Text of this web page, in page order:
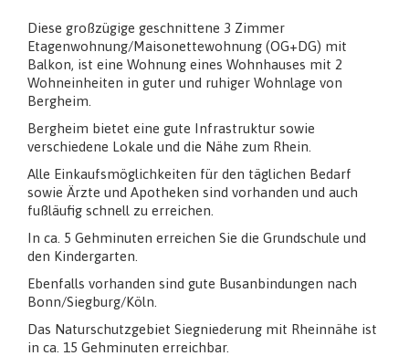
Diese großzügige geschnittene 3 Zimmer
Etagenwohnung/Maisonettewohnung (OG+DG) mit
Balkon, ist eine Wohnung eines Wohnhauses mit 2
Wohneinheiten in guter und ruhiger Wohnlage von
Bergheim.
Bergheim bietet eine gute Infrastruktur sowie
verschiedene Lokale und die Nähe zum Rhein.
Alle Einkaufsmöglichkeiten für den täglichen Bedarf
sowie Ärzte und Apotheken sind vorhanden und auch
fußläufig schnell zu erreichen.
In ca. 5 Gehminuten erreichen Sie die Grundschule und
den Kindergarten.
Ebenfalls vorhanden sind gute Busanbindungen nach
Bonn/Siegburg/Köln.
Das Naturschutzgebiet Siegniederung mit Rheinnähe ist
in ca. 15 Gehminuten erreichbar.